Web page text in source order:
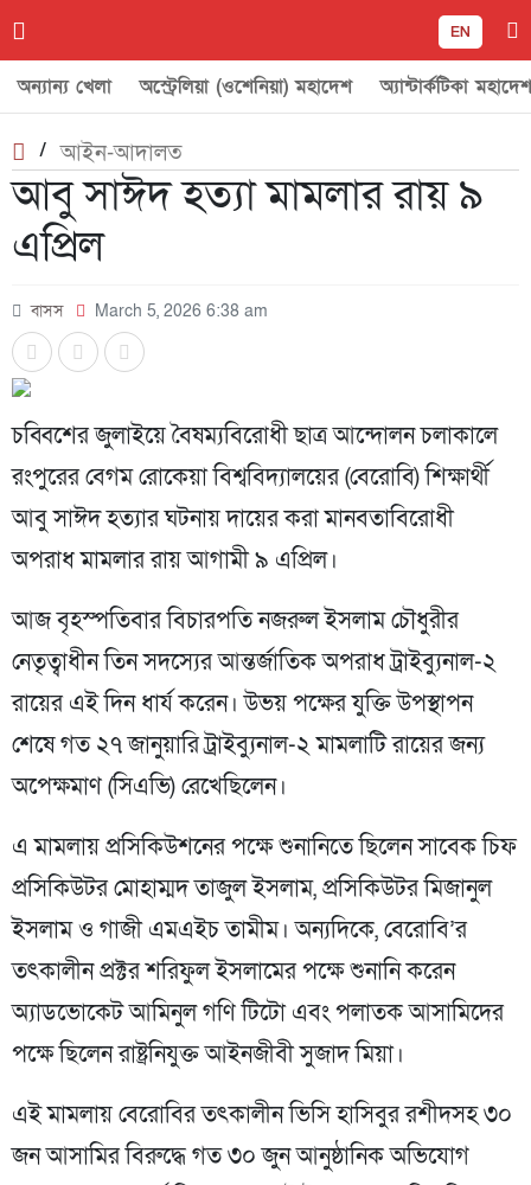
EN
অন্যান্য খেলা অস্ট্রেলিয়া (ওশেনিয়া) মহাদেশ অ্যান্টার্কটিকা মহাদেশ
/আইন-আদালত
আবু সাঈদ হত্যা মামলার রায় ৯
এপ্রিল
বাসস March 5, 2026 6:38 am
চব্বিশের জুলাইয়ে বৈষম্যবিরোধী ছাত্র আন্দোলন চলাকালে
রংপুরের বেগম রোকেয়া বিশ্ববিদ্যালয়ের (বেরোবি) শিক্ষার্থী
আবু সাঈদ হত্যার ঘটনায় দায়ের করা মানবতাবিরোধী
অপরাধ মামলার রায় আগামী ৯ এপ্রিল।
আজ বৃহস্পতিবার বিচারপতি নজরুল ইসলাম চৌধুরীর
নেতৃত্বাধীন তিন সদস্যের আন্তর্জাতিক অপরাধ ট্রাইব্যুনাল-২
রায়ের এই দিন ধার্য করেন। উভয় পক্ষের যুক্তি উপস্থাপন
শেষে গত ২৭ জানুয়ারি ট্রাইব্যুনাল-২ মামলাটি রায়ের জন্য
অপেক্ষমাণ (সিএভি) রেখেছিলেন।
এ মামলায় প্রসিকিউশনের পক্ষে শুনানিতে ছিলেন সাবেক চিফ
প্রসিকিউটর মোহাম্মদ তাজুল ইসলাম, প্রসিকিউটর মিজানুল
ইসলাম ও গাজী এমএইচ তামীম। অন্যদিকে, বেরোবি’র
তৎকালীন প্রক্টর শরিফুল ইসলামের পক্ষে শুনানি করেন
অ্যাডভোকেট আমিনুল গণি টিটো এবং পলাতক আসামিদের
পক্ষে ছিলেন রাষ্ট্রনিযুক্ত আইনজীবী সুজাদ মিয়া।
এই মামলায় বেরোবির তৎকালীন ভিসি হাসিবুর রশীদসহ ৩০
জন আসামির বিরুদ্ধে গত ৩০ জুন আনুষ্ঠানিক অভিযোগ